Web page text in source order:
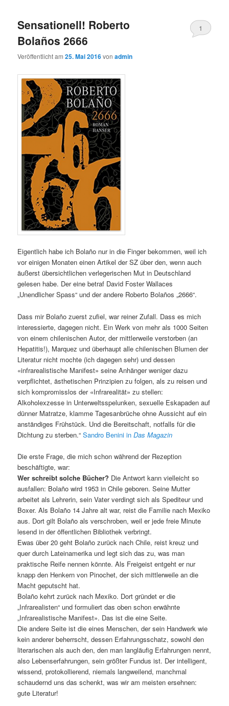
Sensationell! Roberto
Bolaños 2666
Veröffentlicht am25. Mai 2016vonadmin
1
Eigentlich habe ich Bolaño nur in die Finger bekommen, weil ich
vor einigen Monaten einen Artikel der SZ über den, wenn auch
äußerst übersichtlichen verlegerischen Mut in Deutschland
gelesen habe. Der eine betraf David Foster Wallaces
„Unendlicher Spass“ und der andere Roberto Bolaños „2666“.
Dass mir Bolaño zuerst zufiel, war reiner Zufall. Dass es mich
interessierte, dagegen nicht. Ein Werk von mehr als 1000 Seiten
von einem chilenischen Autor, der mittlerweile verstorben (an
Hepatitis!), Marquez und überhaupt alle chilenischen Blumen der
Literatur nicht mochte (ich dagegen sehr) und dessen
«infrarealistische Manifest» seine Anhänger weniger dazu
verpflichtet, ästhetischen Prinzipien zu folgen, als zu reisen und
sich kompromisslos der «Infrarealität» zu stellen:
Alkoholexzesse in Unterweltsspelunken, sexuelle Eskapaden auf
dünner Matratze, klamme Tagesanbrüche ohne Aussicht auf ein
anständiges Frühstück. Und die Bereitschaft, notfalls für die
Dichtung zu sterben.“Sandro Benini inDas Magazin
Die erste Frage, die mich schon während der Rezeption
beschäftigte, war:
Wer schreibt solche Bücher? Die Antwort kann vielleicht so
ausfallen: Bolaño wird 1953 in Chile geboren. Seine Mutter
arbeitet als Lehrerin, sein Vater verdingt sich als Spediteur und
Boxer. Als Bolaño 14 Jahre alt war, reist die Familie nach Mexiko
aus. Dort gilt Bolaño als verschroben, weil er jede freie Minute
lesend in der öffentlichen Bibliothek verbringt.
Ewas über 20 geht Bolaño zurück nach Chile, reist kreuz und
quer durch Lateinamerika und legt sich das zu, was man
praktische Reife nennen könnte. Als Freigeist entgeht er nur
knapp den Henkern von Pinochet, der sich mittlerweile an die
Macht geputscht hat.
Bolaño kehrt zurück nach Mexiko. Dort gründet er die
„Infrarealisten“ und formuliert das oben schon erwähnte
„Infrarealistische Manifest». Das ist die eine Seite.
Die andere Seite ist die eines Menschen, der sein Handwerk wie
kein anderer beherrscht, dessen Erfahrungsschatz, sowohl den
literarischen als auch den, den man langläufig Erfahrungen nennt,
also Lebenserfahrungen, sein größter Fundus ist. Der intelligent,
wissend, protokollierend, niemals langweilend, manchmal
schaudernd uns das schenkt, was wir am meisten ersehnen:
gute Literatur!